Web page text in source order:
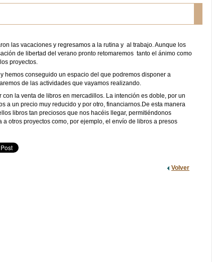
las vacaciones y regresamos a la rutina y al trabajo. Aunque los
de libertad del verano pronto retomaremos tanto el ánimo como
proyectos.
hemos conseguido un espacio del que podremos disponer a
de las actividades que vayamos realizando.
con la venta de libros en mercadillos. La intención es doble, por un
a un precio muy reducido y por otro, financiarnos.De esta manera
libros tan preciosos que nos hacéis llegar, permitiéndonos
a otros proyectos como, por ejemplo, el envío de libros a presos
Volver